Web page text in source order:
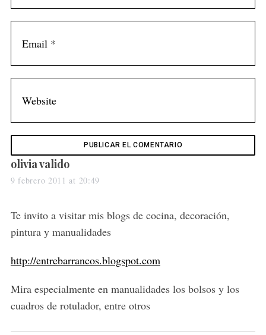
s
a
s
:
olivia valido
9 febrero 2011 at 20:49
Te invito a visitar mis blogs de cocina, decoración,
pintura y manualidades
http://entrebarrancos.blogspot.com
Mira especialmente en manualidades los bolsos y los
cuadros de rotulador, entre otros